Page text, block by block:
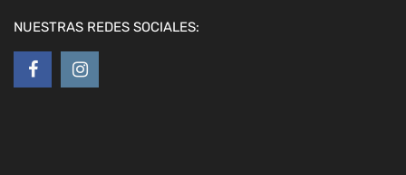
NUESTRAS REDES SOCIALES: